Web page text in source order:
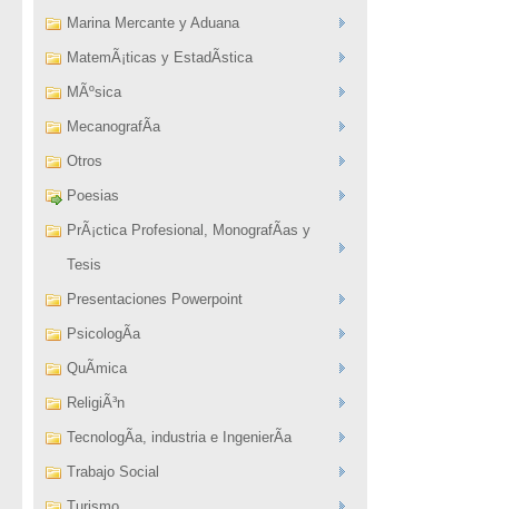
Marina Mercante y Aduana
MatemÃ¡ticas y EstadÃ­stica
MÃºsica
MecanografÃ­a
Otros
Poesias
PrÃ¡ctica Profesional, MonografÃ­as y
Tesis
Presentaciones Powerpoint
PsicologÃ­a
QuÃ­mica
ReligiÃ³n
TecnologÃ­a, industria e IngenierÃ­a
Trabajo Social